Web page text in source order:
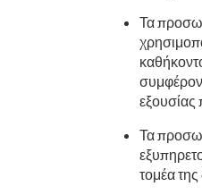
Τα
εξουσίας
Τα
τομέα